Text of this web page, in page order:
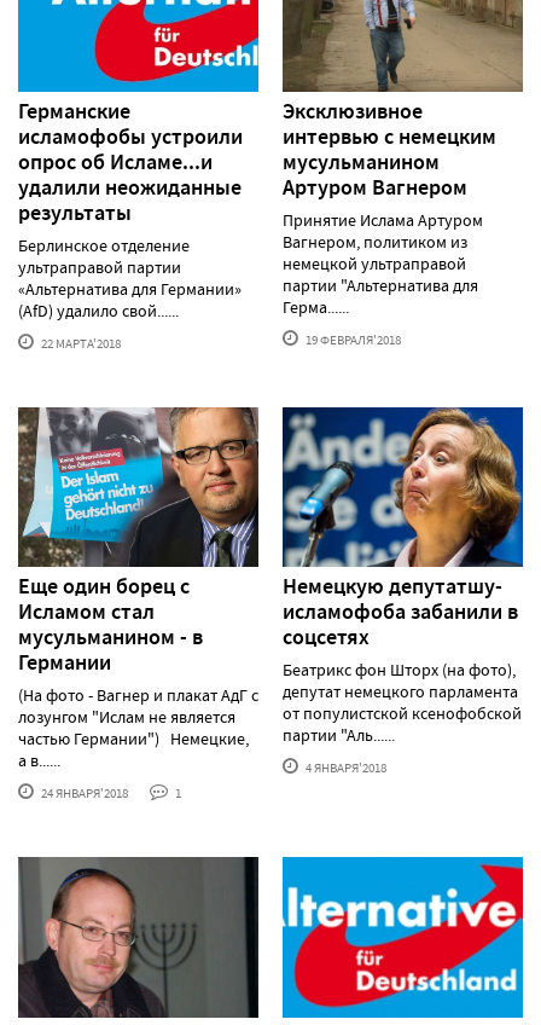
Германские
исламофобы устроили
опрос об Исламе...и
удалили неожиданные
результаты
Берлинское отделение
ультраправой партии
«Альтернатива для Германии»
(AfD) удалило свой......
22 МАРТА'2018
Эксклюзивное
интервью с немецким
мусульманином
Артуром Вагнером
Принятие Ислама Артуром
Вагнером, политиком из
немецкой ультраправой
партии "Альтернатива для
Герма......
19 ФЕВРАЛЯ'2018
Еще один борец с
Исламом стал
мусульманином - в
Германии
(На фото - Вагнер и плакат АдГ с
лозунгом "Ислам не является
частью Германии") Немецкие,
а в......
24 ЯНВАРЯ'2018 1
Немецкую депутатшу-
исламофоба забанили в
соцсетях
Беатрикс фон Шторх (на фото),
депутат немецкого парламента
от популистской ксенофобской
партии "Аль......
4 ЯНВАРЯ'2018